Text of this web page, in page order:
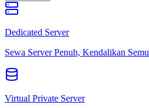
Dedicated Server
Sewa Server Penuh, Kendalikan
Virtual Private Server